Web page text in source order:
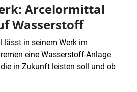
Arcelormittal
Wasserstoff
lässt in seinem Werk im
eine Wasserstoff-Anlage
die in Zukunft leisten soll und ob